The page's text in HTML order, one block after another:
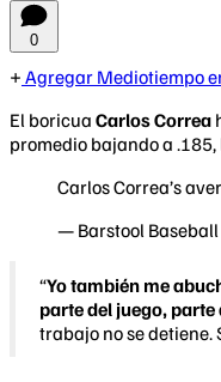
0
Agregar Mediotiempo
El boricua Carlos Correa
promedio bajando a
Carlos Correa’s
— Barstool
“Yo también me
parte del juego, parte
trabajo no se